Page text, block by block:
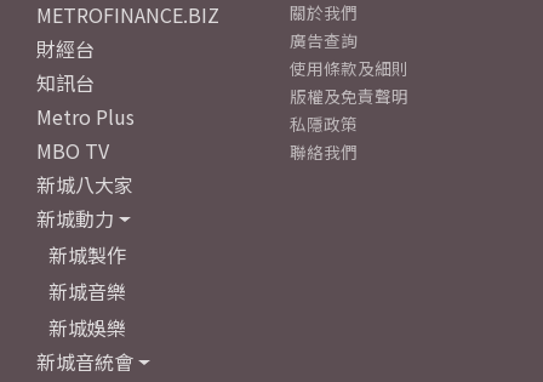
METROFINANCE.BIZ
財經台
知訊台
Metro Plus
MBO TV
新城八大家
新城動力
新城製作
新城音樂
新城娛樂
新城音統會
關於我們
廣告查詢
使用條款及細則
版權及免責聲明
私隱政策
聯絡我們